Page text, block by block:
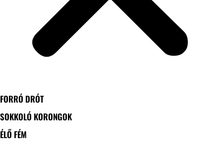
FORRÓ DRÓT
SOKKOLÓ KORONGOK
ÉLŐ FÉM